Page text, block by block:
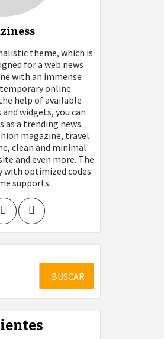
theme, which is
for a web news
with an immense
online
help of available
widgets, you can
a trending news
magazine, travel
clean and minimal
and even more. The
with optimized codes
supports.